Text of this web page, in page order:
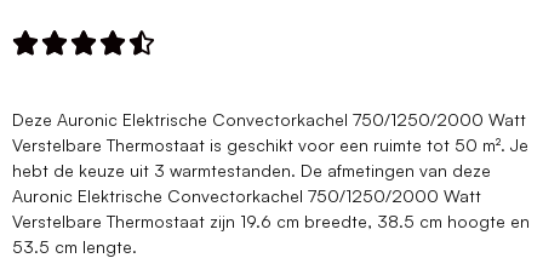

Deze Auronic Elektrische Convectorkachel 750/1250/2000 Watt
Verstelbare Thermostaat is geschikt voor een ruimte tot 50 m². Je
hebt de keuze uit 3 warmtestanden. De afmetingen van deze
Auronic Elektrische Convectorkachel 750/1250/2000 Watt
Verstelbare Thermostaat zijn 19.6 cm breedte, 38.5 cm hoogte en
53.5 cm lengte.